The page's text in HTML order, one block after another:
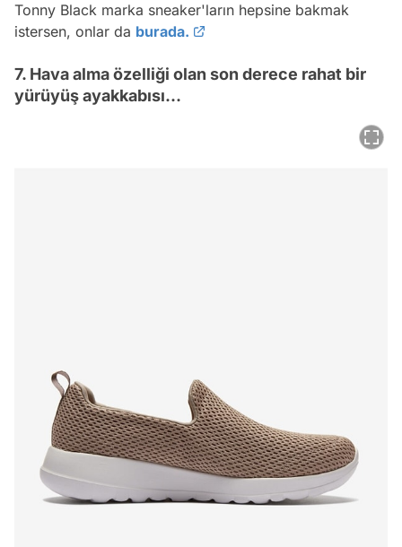
Tonny Black marka sneaker'ların hepsine bakmak
istersen, onlar da burada.
7. Hava alma özelliği olan son derece rahat bir
yürüyüş ayakkabısı...